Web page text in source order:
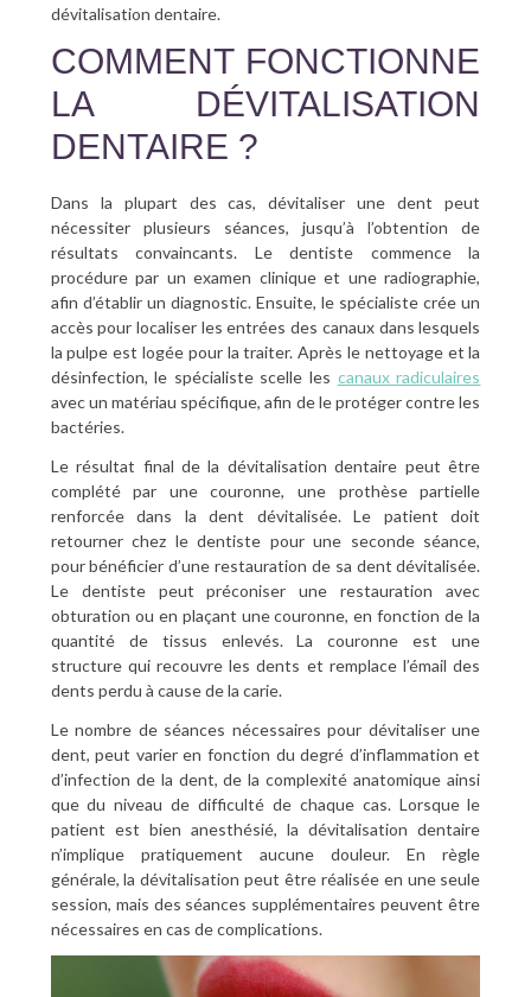
dévitalisation dentaire.
COMMENT FONCTIONNE
LA DÉVITALISATION
DENTAIRE ?
Dans la plupart des cas, dévitaliser une dent peut
nécessiter plusieurs séances, jusqu’à l’obtention de
résultats convaincants. Le dentiste commence la
procédure par un examen clinique et une radiographie,
afin d’établir un diagnostic. Ensuite, le spécialiste crée un
accès pour localiser les entrées des canaux dans lesquels
la pulpe est logée pour la traiter. Après le nettoyage et la
désinfection, le spécialiste scelle les canaux radiculaires
avec un matériau spécifique, afin de le protéger contre les
bactéries.
Le résultat final de la dévitalisation dentaire peut être
complété par une couronne, une prothèse partielle
renforcée dans la dent dévitalisée. Le patient doit
retourner chez le dentiste pour une seconde séance,
pour bénéficier d’une restauration de sa dent dévitalisée.
Le dentiste peut préconiser une restauration avec
obturation ou en plaçant une couronne, en fonction de la
quantité de tissus enlevés. La couronne est une
structure qui recouvre les dents et remplace l’émail des
dents perdu à cause de la carie.
Le nombre de séances nécessaires pour dévitaliser une
dent, peut varier en fonction du degré d’inflammation et
d’infection de la dent, de la complexité anatomique ainsi
que du niveau de difficulté de chaque cas. Lorsque le
patient est bien anesthésié, la dévitalisation dentaire
n’implique pratiquement aucune douleur. En règle
générale, la dévitalisation peut être réalisée en une seule
session, mais des séances supplémentaires peuvent être
nécessaires en cas de complications.